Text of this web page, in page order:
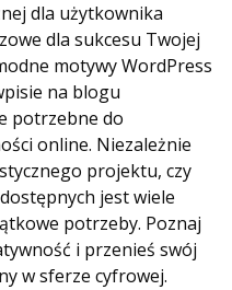
dla użytkownika
dla sukcesu Twojej
motywy WordPress
na blogu
potrzebne do
online. Niezależnie
projektu, czy
jest wiele
potrzeby. Poznaj
i przenieś swój
w sferze cyfrowej.